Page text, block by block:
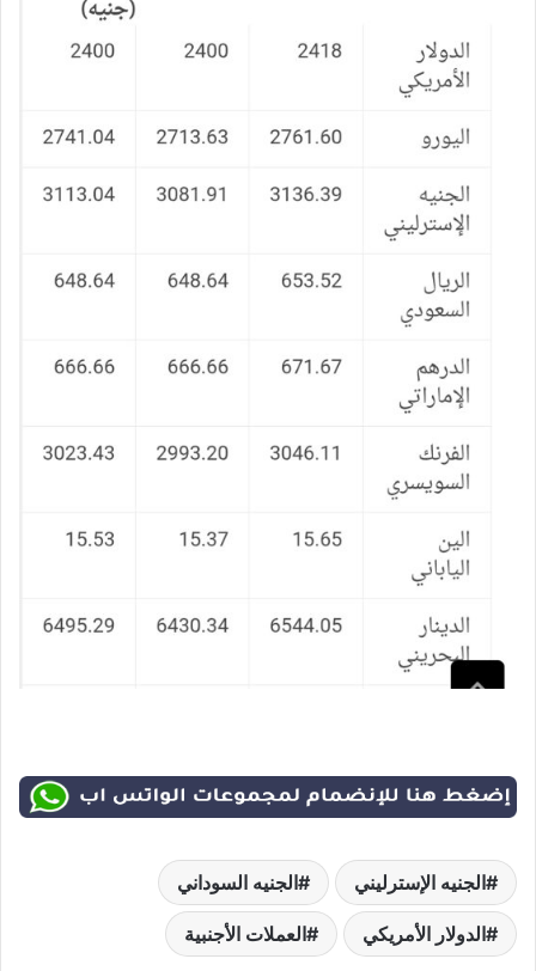
الجنيه الإسترليني الجنيه السوداني
الدولار الأمريكي العملات الأجنبية